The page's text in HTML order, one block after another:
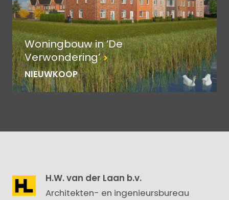
Woningbouw in ‘De
Verwondering’
NIEUWKOOP
H.W. van der Laan b.v.
Architekten- en ingenieursbureau